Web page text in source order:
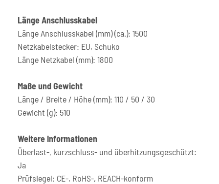
Länge Anschlusskabel
Länge Anschlusskabel (mm) (ca.): 1500
Netzkabelstecker: EU, Schuko
Länge Netzkabel (mm): 1800
Maße und Gewicht
Länge / Breite / Höhe (mm): 110 / 50 / 30
Gewicht (g): 510
Weitere Informationen
Überlast-, kurzschluss- und überhitzungsgeschützt:
Ja
Prüfsiegel: CE-, RoHS-, REACH-konform